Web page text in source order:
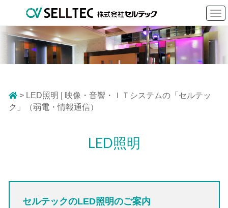
> LED照明 | 映像・音響・ＩＴシステムの「セルテッ
ク」（弱電・情報通信）
LED照明
セルテックのLED照明のご案内